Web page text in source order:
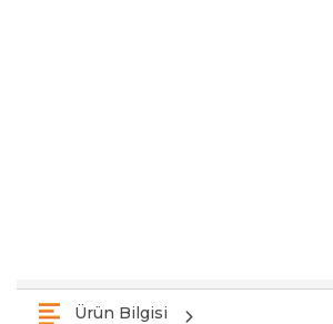
Ürün Bilgisi